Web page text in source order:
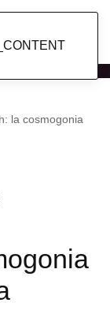
la cosmogonia